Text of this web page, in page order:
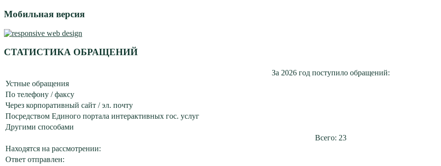
Мобильная версия
СТАТИСТИКА ОБРАЩЕНИЙ
За 2026 год поступило обращений:
Устные обращения
По телефону / факсу
Через корпоративный сайт / эл. почту
Посредством Единого портала интерактивных гос. услуг
Другими способами
Всего: 23
Находятся на рассмотрении:
Ответ отправлен: